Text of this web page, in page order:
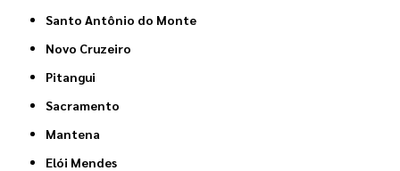
Santo Antônio do Monte
Novo Cruzeiro
Pitangui
Sacramento
Mantena
Elói Mendes